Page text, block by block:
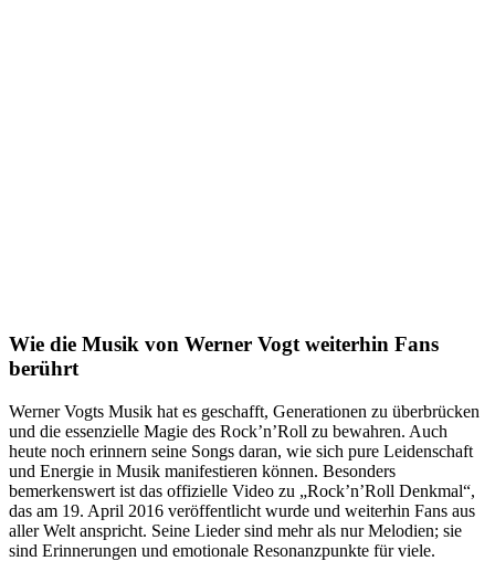
Wie die Musik von Werner Vogt weiterhin Fans
berührt
Werner Vogts Musik hat es geschafft, Generationen zu überbrücken
und die essenzielle Magie des Rock’n’Roll zu bewahren. Auch
heute noch erinnern seine Songs daran, wie sich pure Leidenschaft
und Energie in Musik manifestieren können. Besonders
bemerkenswert ist das offizielle Video zu „Rock’n’Roll Denkmal“,
das am 19. April 2016 veröffentlicht wurde und weiterhin Fans aus
aller Welt anspricht. Seine Lieder sind mehr als nur Melodien; sie
sind Erinnerungen und emotionale Resonanzpunkte für viele.